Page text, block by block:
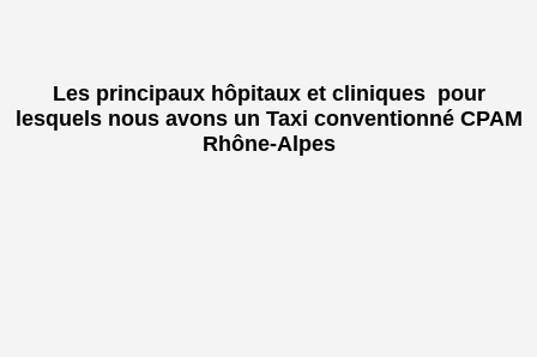
Les principaux hôpitaux et cliniques pour
lesquels nous avons un Taxi conventionné CPAM
Rhône-Alpes